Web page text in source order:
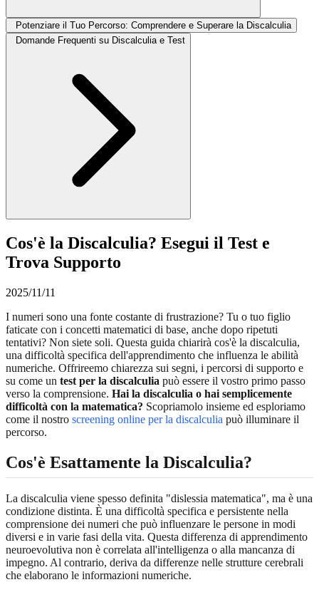
Potenziare il Tuo Percorso: Comprendere e Superare la Discalculia
Domande Frequenti su Discalculia e Test
Cos'è la Discalculia? Esegui il Test e
Trova Supporto
2025/11/11
I numeri sono una fonte costante di frustrazione? Tu o tuo figlio
faticate con i concetti matematici di base, anche dopo ripetuti
tentativi? Non siete soli. Questa guida chiarirà cos'è la discalculia,
una difficoltà specifica dell'apprendimento che influenza le abilità
numeriche. Offrireemo chiarezza sui segni, i percorsi di supporto e
su come un test per la discalculia può essere il vostro primo passo
verso la comprensione. Hai la discalculia o hai semplicemente
difficoltà con la matematica? Scopriamolo insieme ed esploriamo
come il nostro screening online per la discalculia può illuminare il
percorso.
Cos'è Esattamente la Discalculia?
La discalculia viene spesso definita "dislessia matematica", ma è una
condizione distinta. È una difficoltà specifica e persistente nella
comprensione dei numeri che può influenzare le persone in modi
diversi e in varie fasi della vita. Questa differenza di apprendimento
neuroevolutiva non è correlata all'intelligenza o alla mancanza di
impegno. Al contrario, deriva da differenze nelle strutture cerebrali
che elaborano le informazioni numeriche.